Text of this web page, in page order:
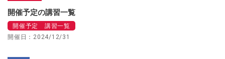
開催予定の講習一覧
開催予定 講習一覧
開催日：2024/12/31